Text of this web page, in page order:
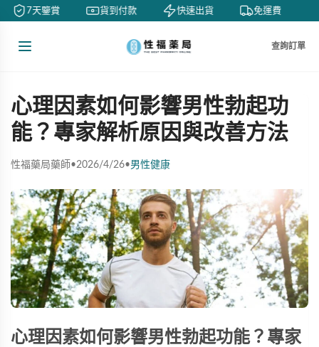
7天鑒賞 貨到付款 快速出貨 免運費
查詢訂單
心理因素如何影響男性勃起功
能？專家解析原因與改善方法
性福藥局藥師•2026/4/26•男性健康
心理因素如何影響男性勃起功能？專家